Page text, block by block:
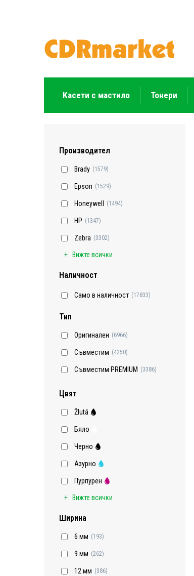
Касети с мастило Тонери
Производител
Brady (1579)
Epson (1529)
Honeywell (1494)
HP (1347)
Zebra (3302)
Вижте всички
Наличност
Само в наличност (17833)
Тип
Оригинален (6966)
Съвместим (4250)
Съвместим PREMIUM (3386)
Цвят
Žlutá
Бяло
Черно
Азурно
Пурпурен
Вижте всички
Ширина
6 мм (193)
9 мм (262)
12 мм (386)